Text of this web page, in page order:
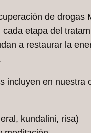
de drogas
etapa del
a restaurar la
incluyen en nuestra
kundalini, risa)